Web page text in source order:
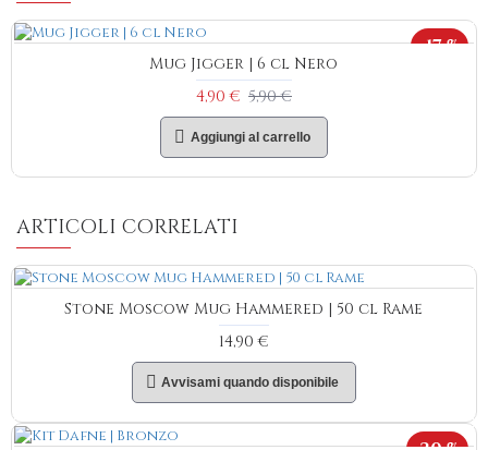
-17 %
Mug Jigger | 6 cl Nero
4,90 € 5,90 €
Aggiungi al carrello
ARTICOLI CORRELATI
Stone Moscow Mug Hammered | 50 cl Rame
14,90 €
Avvisami quando disponibile